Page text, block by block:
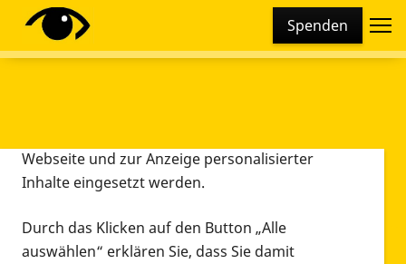
Spenden
Diese Webseite setzt verschiedene Cookies und
Tracking-Tools ein. Dies beinhaltet Cookies und
Webseite und zur Anzeige personalisierter
Inhalte eingesetzt werden.
Durch das Klicken auf den Button „Alle
auswählen“ erklären Sie, dass Sie damit